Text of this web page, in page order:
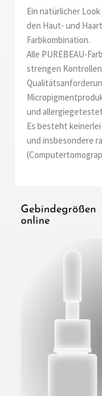
Ein natürlicher
den Haut- und
Farbkombination.
Alle PUREBEAU-
strengen
und
Es besteht
und insbesondere
Gebindegrößen
online